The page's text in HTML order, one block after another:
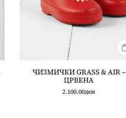
ЧИЗМИЧКИ GRASS & AIR –
ЦРВЕНА
2.100.00ден